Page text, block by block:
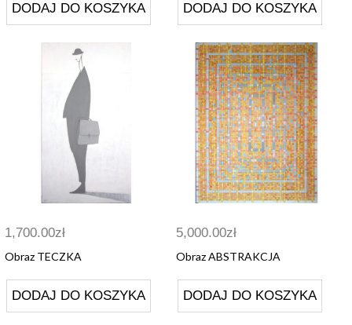
DODAJ DO KOSZYKA DODAJ DO KOSZYKA
1,700.00zł
Obraz TECZKA
DODAJ DO KOSZYKA
5,000.00zł
Obraz ABSTRAKCJA
DODAJ DO KOSZYKA